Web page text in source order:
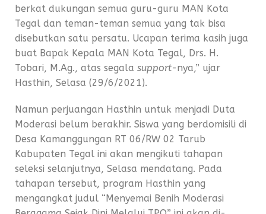
berkat dukungan semua guru-guru MAN Kota
Tegal dan teman-teman semua yang tak bisa
disebutkan satu persatu. Ucapan terima kasih juga
buat Bapak Kepala MAN Kota Tegal, Drs. H.
Tobari, M.Ag., atas segala support-nya,” ujar
Hasthin, Selasa (29/6/2021).
Namun perjuangan Hasthin untuk menjadi Duta
Moderasi belum berakhir. Siswa yang berdomisili di
Desa Kamanggungan RT 06/RW 02 Tarub
Kabupaten Tegal ini akan mengikuti tahapan
seleksi selanjutnya, Selasa mendatang. Pada
tahapan tersebut, program Hasthin yang
mengangkat judul “Menyemai Benih Moderasi